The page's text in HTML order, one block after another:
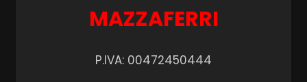
MAZZAFERRI
P.IVA: 00472450444
Posto auto/Box
Balcone/Terrazzo